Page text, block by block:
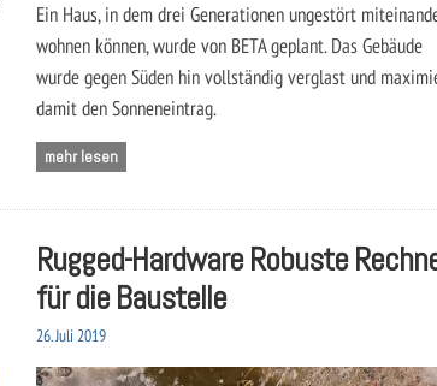
Ein Haus, in dem drei Generationen ungestört
wohnen können, wurde von BETA geplant. Das Gebäude
wurde gegen Süden hin vollständig verglast und
damit den Sonneneintrag.
mehr lesen
Rugged-Hardware Robuste
für die Baustelle
26. Juli 2019